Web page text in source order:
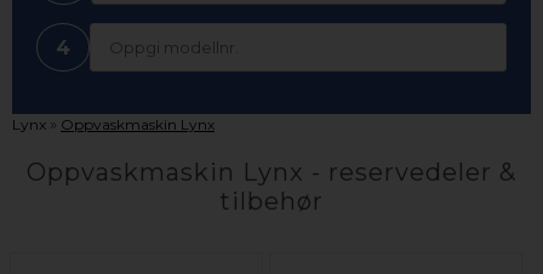
4
Lynx » Oppvaskmaskin Lynx
Oppvaskmaskin Lynx - reservedeler &
tilbehør